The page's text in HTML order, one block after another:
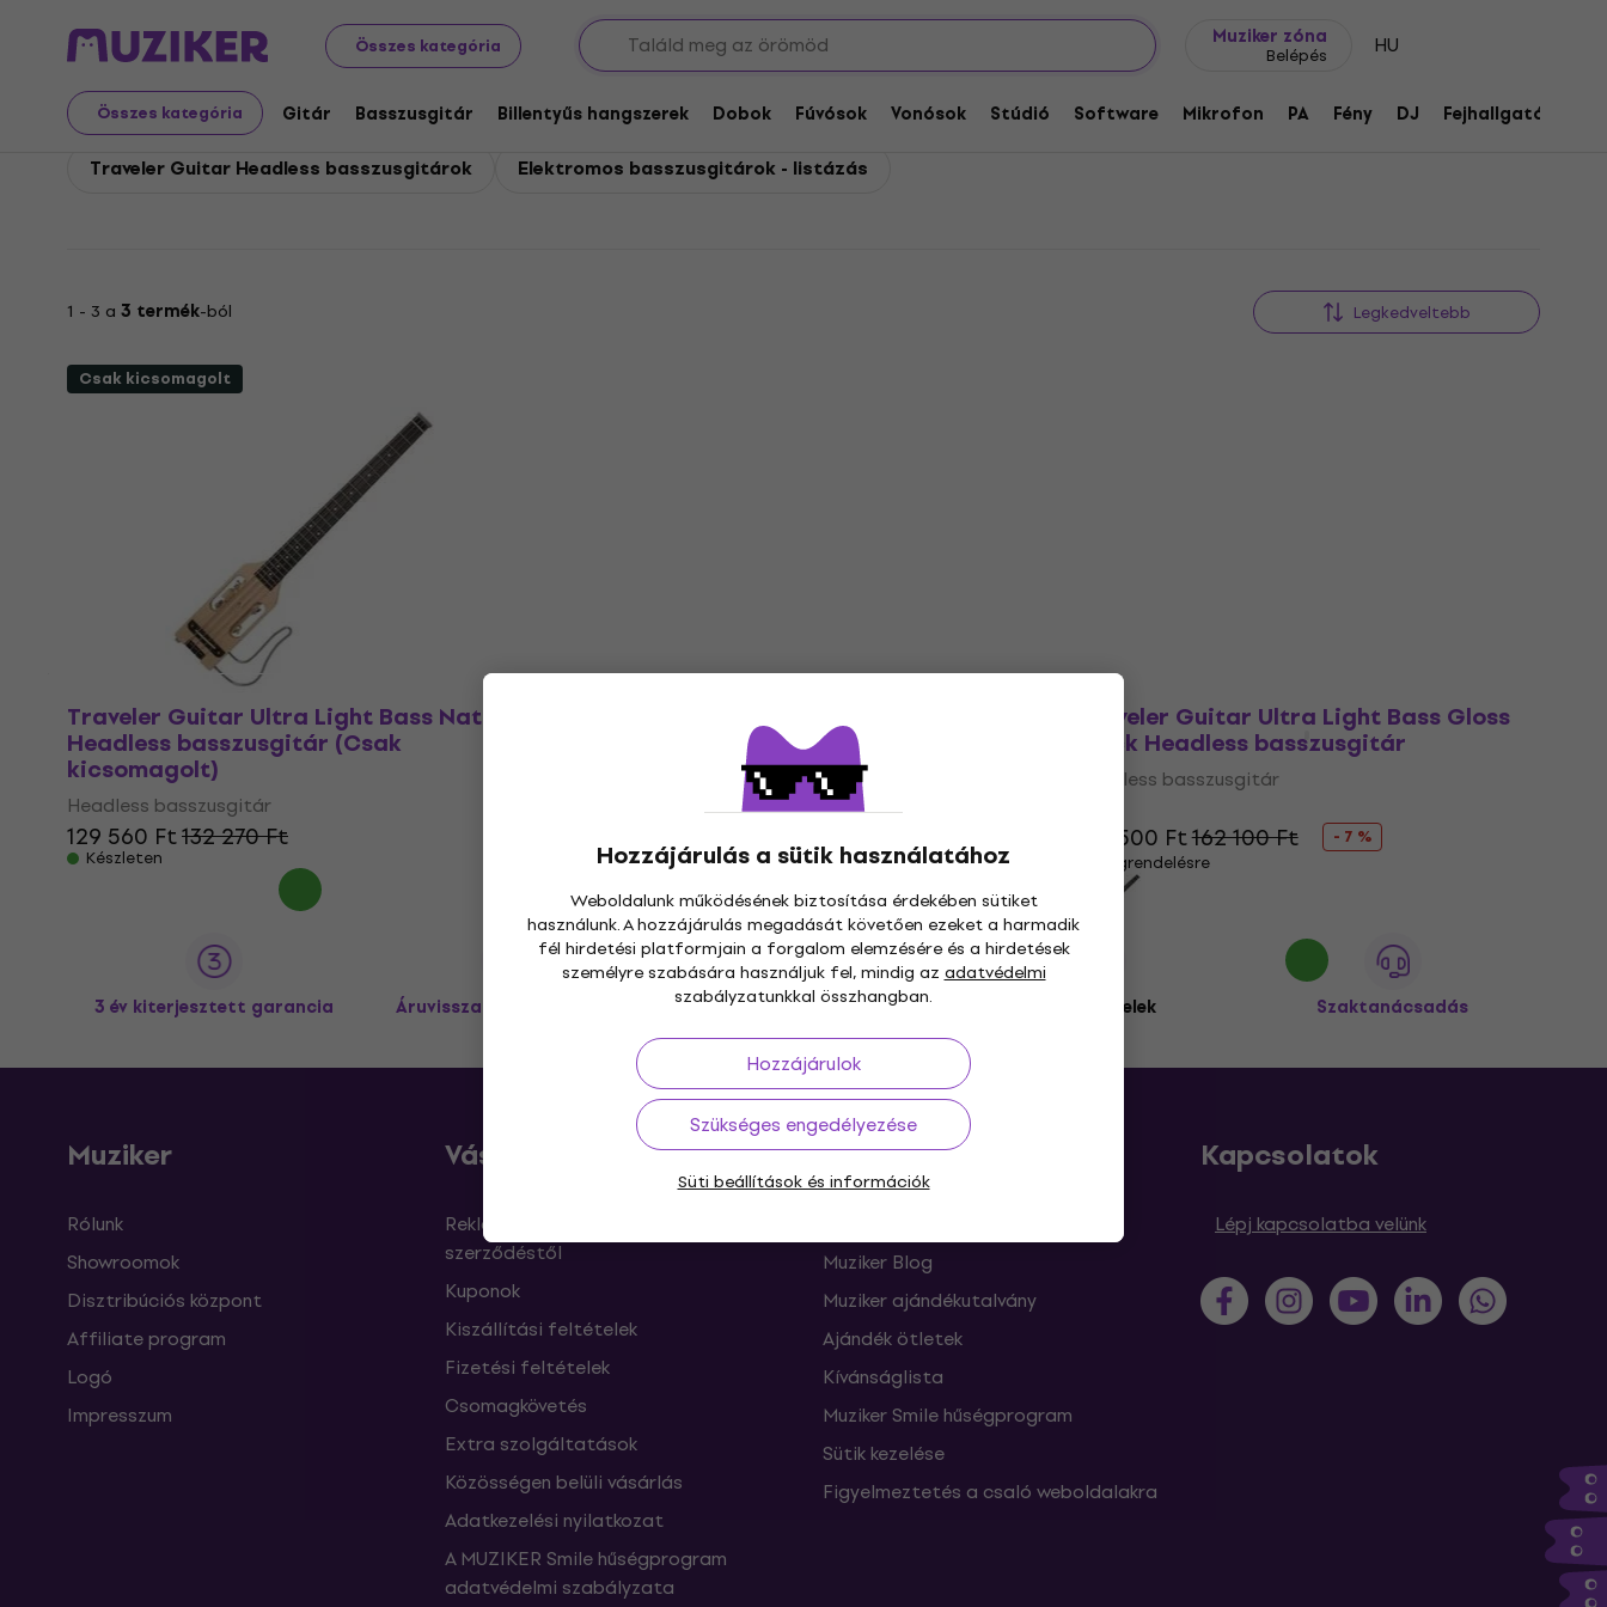
Összes kategória
Muziker zóna
Belépés HU
Összes kategória Gitár Basszusgitár Billentyűs hangszerek Dobok Fúvósok Vonósok Stúdió Software Mikrofon PA Fény DJ Fejhallgató
Hozzájárulás a sütik használatához
Weboldalunk működésének biztosítása érdekében sütiket
használunk. A hozzájárulás megadását követően ezeket a harmadik
fél hirdetési platformjain a forgalom elemzésére és a hirdetések
személyre szabására használjuk fel, mindig azadatvédelmi
szabályzatunkkal összhangban.
Hozzájárulok
Szükséges engedélyezése
Süti beállítások és információk
Traveler Guitar Basszusgitár Traveler Guitar Elektromos basszusgitárok
Traveler Guitar Elektromos basszusgitárok
Traveler Guitar Headless basszusgitárok Elektromos basszusgitárok - listázás
1 - 3 a 3 termék-ból Legkedveltebb
Csak kicsomagolt
Traveler Guitar Ultra Light Bass Natural
Headless basszusgitár (Csak
kicsomagolt)
Headless basszusgitár
129 560 Ft132 270 Ft
Készleten
Traveler Guitar Ultra Light Bass Natural
Headless basszusgitár
162 100 Ft
Traveler Guitar Ultra Light Bass Gloss
Black Headless basszusgitár
Headless basszusgitár
150 500 Ft162 100 Ft
- 7 %
Megrendelésre
3 év kiterjesztett garancia Áruvisszaküldés 30 napig Ingyenes szállítás59 000 Ft -tól 3M+ ügyfelek Szaktanácsadás
Muziker
Rólunk
Showroomok
Disztribúciós központ
Affiliate program
Logó
Impresszum
Vásárlás
Reklamációk és elállások a
szerződéstől
Kuponok
Kiszállítási feltételek
Fizetési feltételek
Csomagkövetés
Extra szolgáltatások
Közösségen belüli vásárlás
Adatkezelési nyilatkozat
A MUZIKER Smile hűségprogram
adatvédelmi szabályzata
Hasznos
Muziker Blog
Muziker ajándékutalvány
Ajándék ötletek
Kívánságlista
Muziker Smile hűségprogram
Sütik kezelése
Figyelmeztetés a csaló weboldalakra
Kapcsolatok
Lépj kapcsolatba velünk